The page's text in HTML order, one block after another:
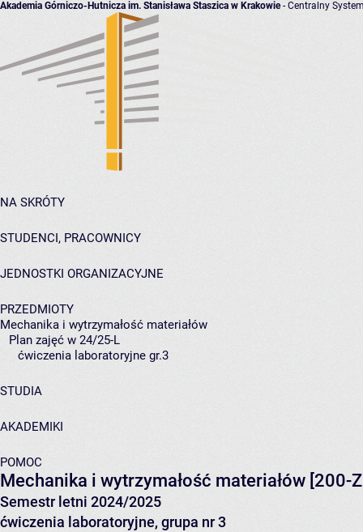
Akademia Górniczo-Hutnicza im. Stanisława Staszica w Krakowie- Centralny
NA SKRÓTY
STUDENCI, PRACOWNICY
JEDNOSTKI ORGANIZACYJNE
PRZEDMIOTY
Mechanika i wytrzymałość materiałów
Plan zajęć w 24/25-L
ćwiczenia laboratoryjne gr.3
STUDIA
AKADEMIKI
POMOC
Mechanika i wytrzymałość materiałów [200-
Semestr letni 2024/2025
ćwiczenia laboratoryjne, grupa nr 3